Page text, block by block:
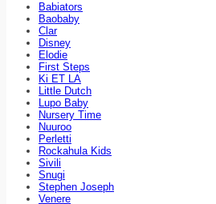
Babiators
Baobaby
Clar
Disney
Elodie
First Steps
Ki ET LA
Little Dutch
Lupo Baby
Nursery Time
Nuuroo
Perletti
Rockahula Kids
Sivili
Snugi
Stephen Joseph
Venere